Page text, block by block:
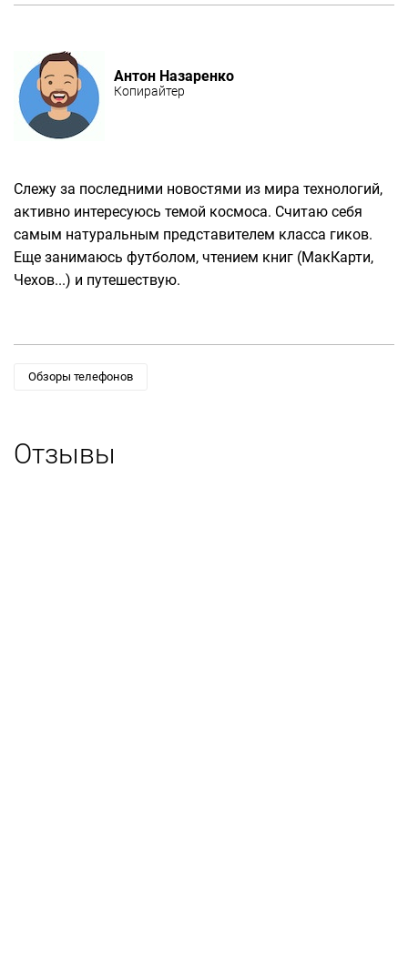
Антон Назаренко
Копирайтер
Слежу за последними новостями из мира технологий,
активно интересуюсь темой космоса. Считаю себя
самым натуральным представителем класса гиков.
Еще занимаюсь футболом, чтением книг (МакКарти,
Чехов...) и путешествую.
Обзоры телефонов
Отзывы